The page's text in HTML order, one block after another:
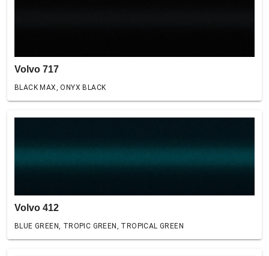
Volvo 717
BLACK MAX, ONYX BLACK
Volvo 412
BLUE GREEN, TROPIC GREEN, TROPICAL GREEN